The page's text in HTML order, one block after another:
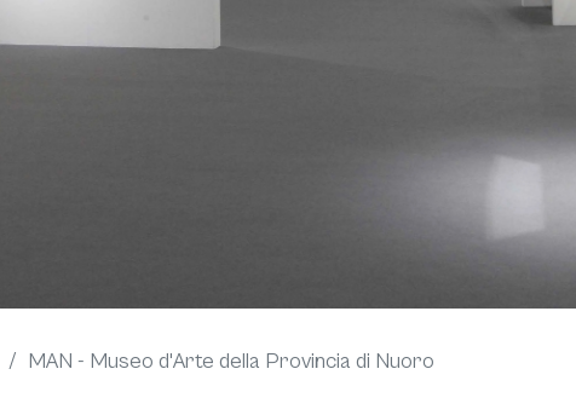
MAN - Museo d'Arte della Provincia di Nuoro